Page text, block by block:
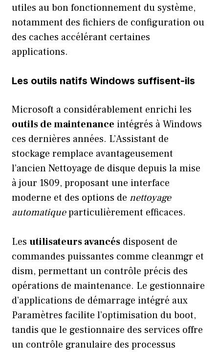
utiles au bon fonctionnement du système,
notamment des fichiers de configuration ou
des caches accélérant certaines
applications.
Les outils natifs Windows suffisent-ils
Microsoft a considérablement enrichi les
outils de maintenance intégrés à Windows
ces dernières années. L’Assistant de
stockage remplace avantageusement
l’ancien Nettoyage de disque depuis la mise
à jour 1809, proposant une interface
moderne et des options de nettoyage
automatiqueparticulièrement efficaces.
Les utilisateurs avancés disposent de
commandes puissantes comme cleanmgr et
dism, permettant un contrôle précis des
opérations de maintenance. Le gestionnaire
d’applications de démarrage intégré aux
Paramètres facilite l’optimisation du boot,
tandis que le gestionnaire des services offre
un contrôle granulaire des processus